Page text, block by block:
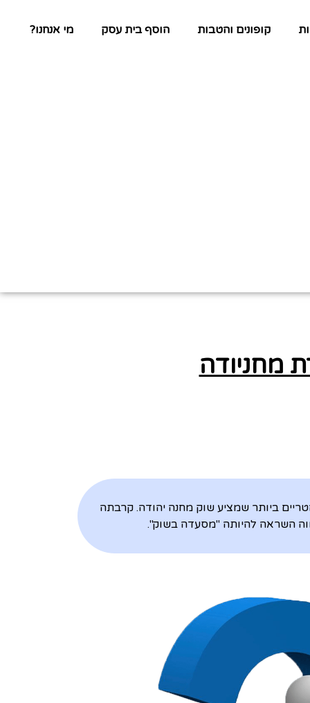
קופונים והטבות הוסף בית עסק מי אנחנו?
מחניודה
ביותר שמציע שוק מחנה יהודה. קרבתה
השראה להיותה "מסעדה בשוק".